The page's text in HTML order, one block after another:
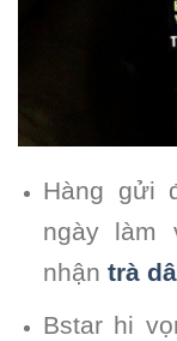
Hàng gửi
ngày làm
nhận trà
Bstar hi